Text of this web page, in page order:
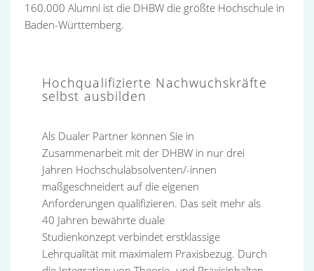
160.000 Alumni ist die DHBW die größte Hochschule in
Baden-Württemberg.
Hochqualifizierte Nachwuchskräfte
selbst ausbilden
Als Dualer Partner können Sie in
Zusammenarbeit mit der DHBW in nur drei
Jahren Hochschulabsolventen/-innen
maßgeschneidert auf die eigenen
Anforderungen qualifizieren. Das seit mehr als
40 Jahren bewährte duale
Studienkonzept verbindet erstklassige
Lehrqualität mit maximalem Praxisbezug. Durch